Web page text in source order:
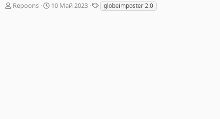
А
Repoons
Д
10 Май 2023
Т
е
globeimposter 2.0